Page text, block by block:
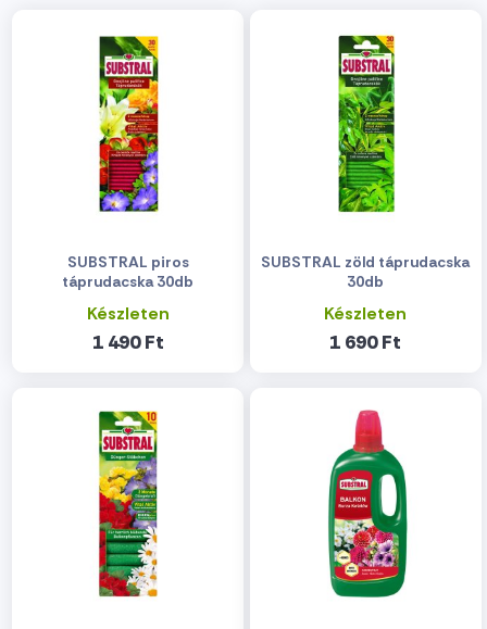
SUBSTRAL piros
táprudacska 30db
Készleten
1 490 Ft
SUBSTRAL zöld táprudacska
30db
Készleten
1 690 Ft